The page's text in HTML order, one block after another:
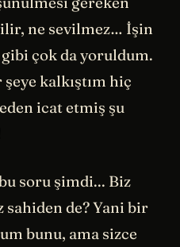
ne sevilmez… İşin
gibi çok da yoruldum.
kalkıştım hiç
icat etmiş şu
soru şimdi... Biz
sahiden de? Yani bir
bunu, ama sizce